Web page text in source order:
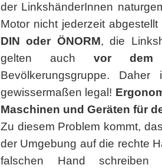
der LinkshänderInnen
Motor nicht jederzeit
DIN oder ÖNORM, die
gelten auch vor dem
Bevölkerungsgruppe.
gewissermaßen legal!
Maschinen und Geräten für
Zu diesem Problem kommt,
der Umgebung auf die rechte
falschen Hand